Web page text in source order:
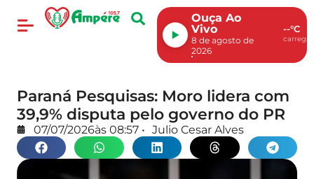
Ouça Ao
Vivo
8 de agosto de
2026
--°C
Paraná Pesquisas: Moro lidera com
39,9% disputa pelo governo do PR
07/07/2026às 08:57 • Julio Cesar Alves